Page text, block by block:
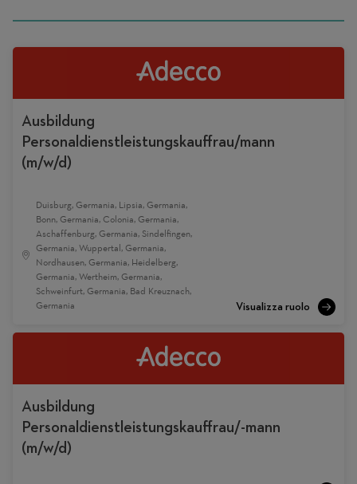
Ausbildung
Personaldienstleistungskauffrau/mann
(m/w/d)
Duisburg, Germania, Lipsia, Germania,
Bonn, Germania, Colonia, Germania,
Aschaffenburg, Germania, Sindelfingen,
Germania, Wuppertal, Germania,
Nordhausen, Germania, Heidelberg,
Germania, Wertheim, Germania,
Schweinfurt, Germania, Bad Kreuznach,
Germania
Ausbildung
Personaldienstleistungskauffrau/-mann
(m/w/d)